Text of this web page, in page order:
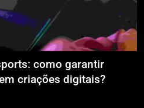
como garantir
criações digitais?